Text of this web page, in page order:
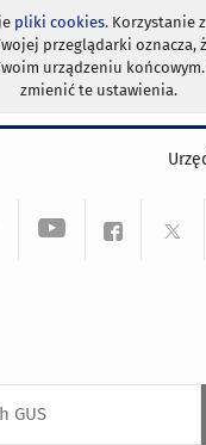
pliki cookies. Korzystanie
przeglądarki oznacza,
urządzeniu końcowym.
zmienić te ustawienia.